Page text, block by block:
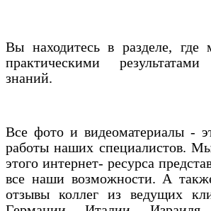
Вы находитесь в разделе, где
практическими
знаний.
Все фото и видеоматериалы -
работы наших специалистов.
этого интернет- ресурса
все наши возможности. А
отзывы коллег из ведущих